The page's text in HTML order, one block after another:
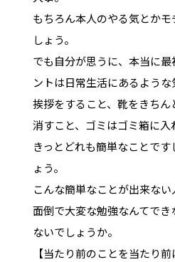
もちろん本人のやる気とか
しょう。
でも自分が思うに、本当に
ントは日常生活にあるような
挨拶をすること、靴をきちん
消すこと、ゴミはゴミ箱に入
きっとどれも簡単なことで
ょう。
こんな簡単なことが出来な
面倒で大変な勉強なんてで
ないでしょうか。
【当たり前のことを当たり前